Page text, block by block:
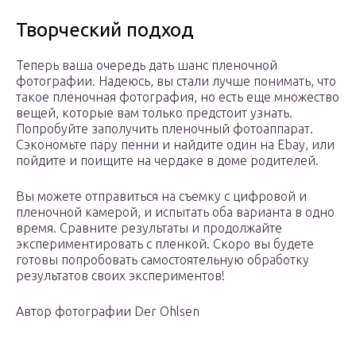
Творческий подход
Теперь ваша очередь дать шанс пленочной
фотографии. Надеюсь, вы стали лучше понимать, что
такое пленочная фотография, но есть еще множество
вещей, которые вам только предстоит узнать.
Попробуйте заполучить пленочный фотоаппарат.
Сэкономьте пару пенни и найдите один на Ebay, или
пойдите и поищите на чердаке в доме родителей.
Вы можете отправиться на съемку с цифровой и
пленочной камерой, и испытать оба варианта в одно
время. Сравните результаты и продолжайте
экспериментировать с пленкой. Скоро вы будете
готовы попробовать самостоятельную обработку
результатов своих экспериментов!
Автор фотографии Der Ohlsen